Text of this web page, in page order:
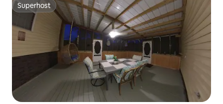
Superhost
Superhost